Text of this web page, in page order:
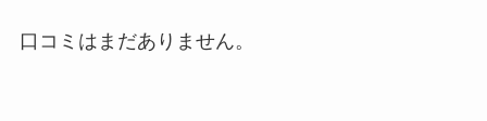
口コミはまだありません。